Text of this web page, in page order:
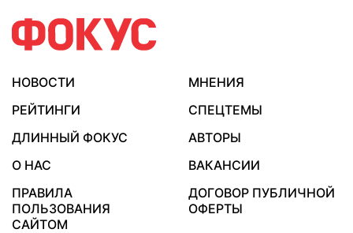
НОВОСТИ
МНЕНИЯ
РЕЙТИНГИ
СПЕЦТЕМЫ
ДЛИННЫЙ ФОКУС
АВТОРЫ
О НАС
ВАКАНСИИ
ПРАВИЛА
ПОЛЬЗОВАНИЯ
САЙТОМ
ДОГОВОР ПУБЛИЧНОЙ
ОФЕРТЫ